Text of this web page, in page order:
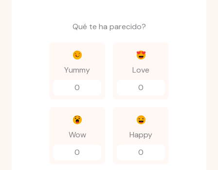
Qué te ha parecido?
Yummy
0
Love
0
Wow
0
Happy
0